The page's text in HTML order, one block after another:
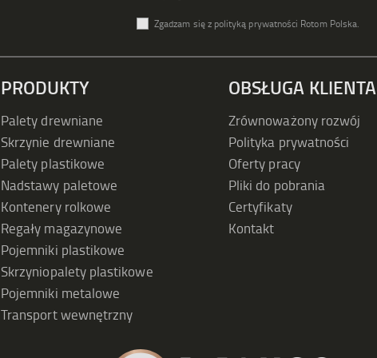
Zgadzam się z polityką prywatności Rotom Polska.
PRODUKTY
Palety drewniane
Skrzynie drewniane
Palety plastikowe
Nadstawy paletowe
Kontenery rolkowe
Regały magazynowe
Pojemniki plastikowe
Skrzyniopalety plastikowe
Pojemniki metalowe
Transport wewnętrzny
OBSŁUGA KLIENTA
Zrównoważony rozwój
Polityka prywatności
Oferty pracy
Pliki do pobrania
Certyfikaty
Kontakt